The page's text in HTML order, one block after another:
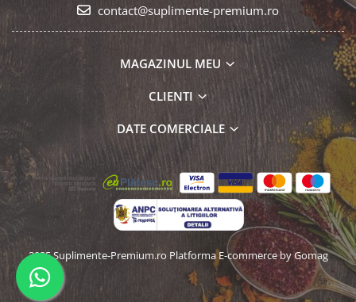
contact@suplimente-premium.ro
MAGAZINUL MEU
CLIENTI
DATE COMERCIALE
2025 Suplimente-Premium.ro Platforma E-commerce by Gomag